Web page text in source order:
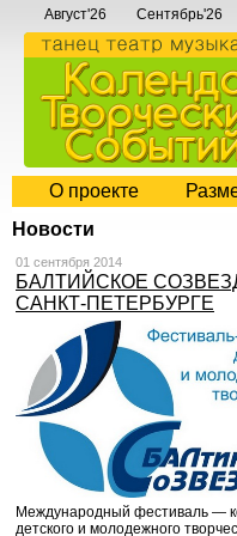
Август'26 Сентябрь'26
О проекте
Новости
01 сентября 2014
БАЛТИЙСКОЕ
САНКТ-ПЕТЕРБУРГЕ
Международный фестиваль —
детского и молодежного